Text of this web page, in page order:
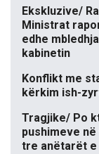
Ekskluzive/
Ministrat
edhe
kabinetin
Konflikt me
kërkim ish-
Tragjike/ Po
pushimeve
tre anëtarët e